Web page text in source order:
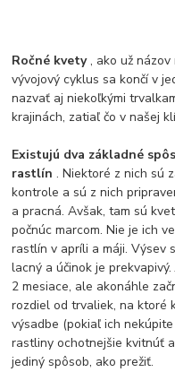
Zápustné umývadlá
čierna kúpelňová batéria
retro kúpeľne
Nákup tovaru
Ako znížiť náklady
Ako znížiť
Ročné kvety, ako už
vývojový cyklus sa končí v
nazvať aj niekoľkými
krajinách, zatiaľ čo v našej
Existujú dva základné
rastlín. Niektoré z nich sú
kontrole a sú z nich
a pracná. Avšak, tam sú
počnúc marcom. Nie je ich
rastlín v apríli a máji. Výsev
lacný a účinok je
2 mesiace, ale akonáhle
rozdiel od trvaliek, na ktoré
výsadbe (pokiaľ ich
rastliny ochotnejšie kvitnúť
jediný spôsob, ako prežiť.